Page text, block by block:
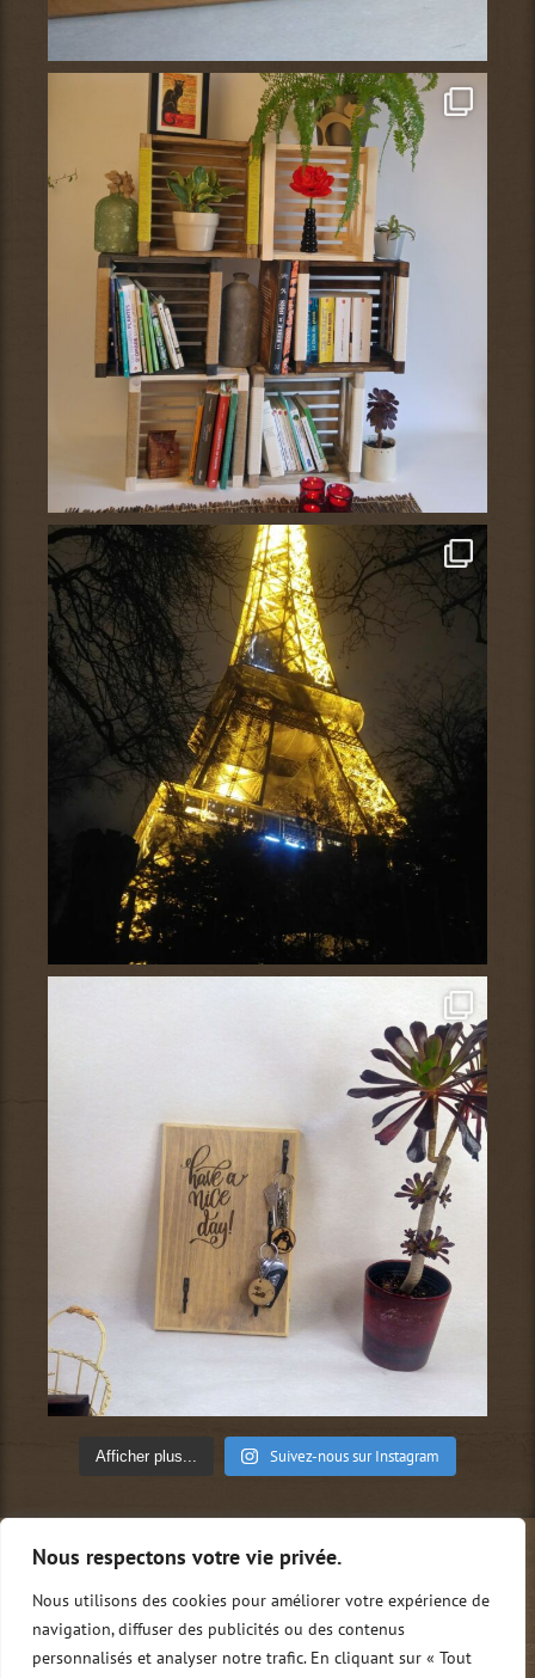
Nous respectons votre vie privée.
Nous utilisons des cookies pour améliorer votre expérience de
navigation, diffuser des publicités ou des contenus
personnalisés et analyser notre trafic. En cliquant sur « Tout
Afficher plus... Suivez-nous sur Instagram
Qui sommes-nous ?
Conditions générales de vente
Nous contacter
0